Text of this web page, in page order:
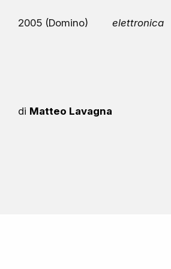
2005 (Domino) elettronica
di Matteo Lavagna